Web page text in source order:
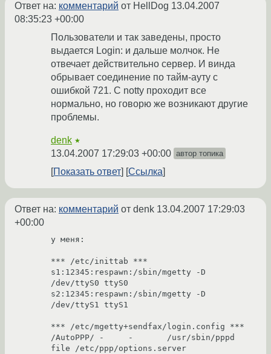
Ответ на: комментарий от HellDog 13.04.2007
08:35:23 +00:00
Пользователи и так заведены, просто
выдается Login: и дальше молчок. Не
отвечает действительно сервер. И винда
обрывает соединение по тайм-ауту с
ошибкой 721. С notty проходит все
нормально, но говорю же возникают другие
проблемы.
denk ★
13.04.2007 17:29:03 +00:00 автор топика
Показать ответ Ссылка
Ответ на: комментарий от denk 13.04.2007 17:29:03
+00:00
у меня:
*** /etc/inittab ***
s1:12345:respawn:/sbin/mgetty -D
/dev/ttyS0 ttyS0
s2:12345:respawn:/sbin/mgetty -D
/dev/ttyS1 ttyS1
*** /etc/mgetty+sendfax/login.config ***
/AutoPPP/ -     -       /usr/sbin/pppd
file /etc/ppp/options.server